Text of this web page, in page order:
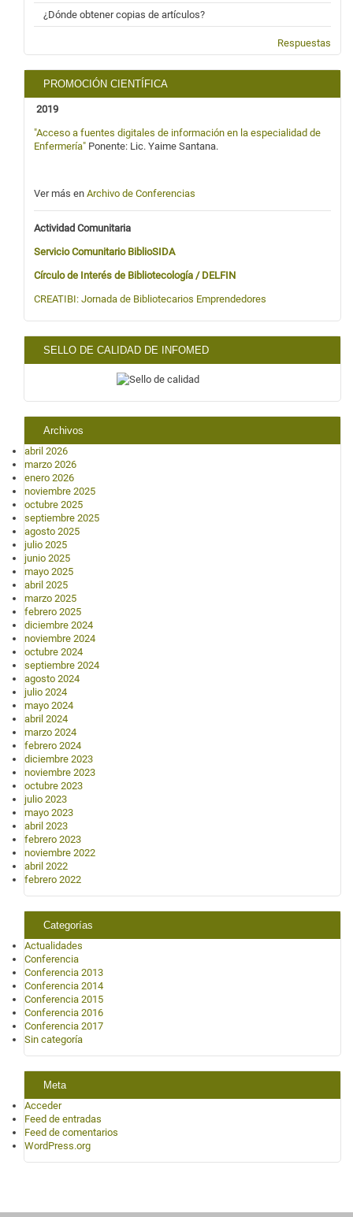
¿Dónde obtener copias de artículos?
Respuestas
PROMOCIÓN CIENTÍFICA
2019
"Acceso a fuentes digitales de información en la especialidad de
Enfermería" Ponente: Lic. Yaime Santana.
Ver más en Archivo de Conferencias
Actividad Comunitaria
Servicio Comunitario BiblioSIDA
Círculo de Interés de Bibliotecología / DELFIN
CREATIBI: Jornada de Bibliotecarios Emprendedores
SELLO DE CALIDAD DE INFOMED
Archivos
abril 2026
marzo 2026
enero 2026
noviembre 2025
octubre 2025
septiembre 2025
agosto 2025
julio 2025
junio 2025
mayo 2025
abril 2025
marzo 2025
febrero 2025
diciembre 2024
noviembre 2024
octubre 2024
septiembre 2024
agosto 2024
julio 2024
mayo 2024
abril 2024
marzo 2024
febrero 2024
diciembre 2023
noviembre 2023
octubre 2023
julio 2023
mayo 2023
abril 2023
febrero 2023
noviembre 2022
abril 2022
febrero 2022
Categorías
Actualidades
Conferencia
Conferencia 2013
Conferencia 2014
Conferencia 2015
Conferencia 2016
Conferencia 2017
Sin categoría
Meta
Acceder
Feed de entradas
Feed de comentarios
WordPress.org